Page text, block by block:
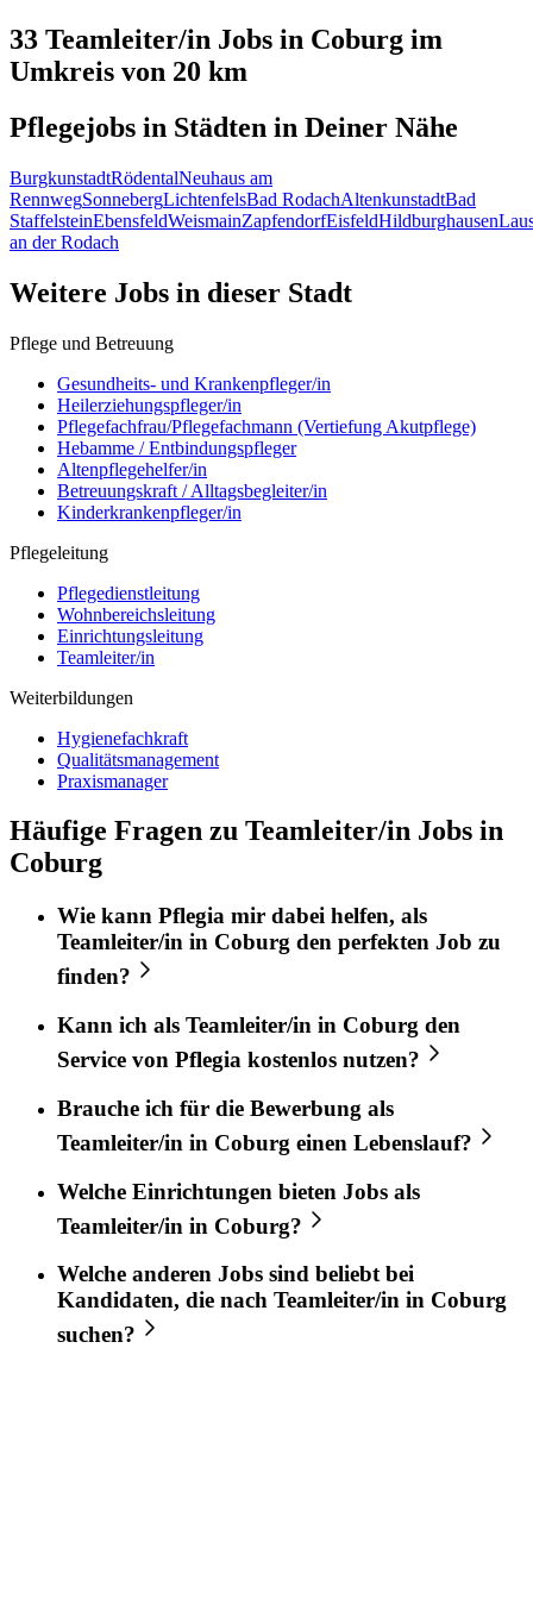
33 Teamleiter/in Jobs in Coburg im
Umkreis von 20 km
Pflegejobs in Städten in Deiner Nähe
BurgkunstadtRödentalNeuhaus am
RennwegSonnebergLichtenfelsBad RodachAltenkunstadtBad
StaffelsteinEbensfeldWeismainZapfendorfEisfeldHildburghausen
an der Rodach
Weitere Jobs in dieser Stadt
Pflege und Betreuung
Gesundheits- und Krankenpfleger/in
Heilerziehungspfleger/in
Pflegefachfrau/Pflegefachmann (Vertiefung Akutpflege)
Hebamme / Entbindungspfleger
Altenpflegehelfer/in
Betreuungskraft / Alltagsbegleiter/in
Kinderkrankenpfleger/in
Pflegeleitung
Pflegedienstleitung
Wohnbereichsleitung
Einrichtungsleitung
Teamleiter/in
Weiterbildungen
Hygienefachkraft
Qualitätsmanagement
Praxismanager
Häufige Fragen zu Teamleiter/in Jobs in
Coburg
Wie kann Pflegia mir dabei helfen, als
Teamleiter/in in Coburg den perfekten Job zu
finden?
Kann ich als Teamleiter/in in Coburg den
Service von Pflegia kostenlos nutzen?
Brauche ich für die Bewerbung als
Teamleiter/in in Coburg einen Lebenslauf?
Welche Einrichtungen bieten Jobs als
Teamleiter/in in Coburg?
Welche anderen Jobs sind beliebt bei
Kandidaten, die nach Teamleiter/in in Coburg
suchen?